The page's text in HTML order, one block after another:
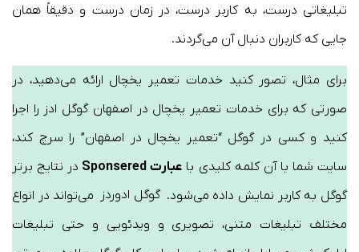
تبلیغاتی درست، به کاربر درست، در زمان درست و دقیقاً همان
جایی که کاربران دنبال آن می‌گردند.
برای مثال، تصور کنید خدمات تعمیر یخچال ارائه می‌دهید، در
صورتی که برای خدمات تعمیر یخچال در اصفهان گوگل ادز را اجرا
کنید و کسی در گوگل “تعمیر یخچال در اصفهان” را سرچ کند،
سایت شما با آن کلمه کلیدی با عبارت Sponsered
در نتایج برتر
گوگل به کاربر نمایش داده می‌شود. گوگل ادوردز می‌تواند در انواع
مختلف تبلیغات متنی، تصویری و ویدئویی و حتی تبلیغات